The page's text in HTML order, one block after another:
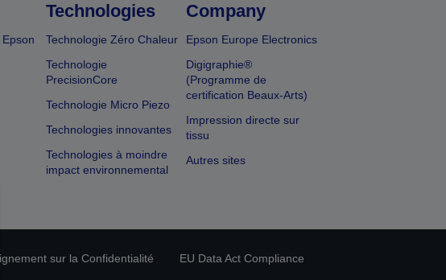
Technologies
Technologie Zéro Chaleur
Technologie
PrecisionCore
Technologie Micro Piezo
Technologies innovantes
Technologies à moindre
impact environnemental
Company
Epson Europe Electronics
Digigraphie®
(Programme de
certification Beaux-Arts)
Impression directe sur
tissu
Autres sites
sur la Confidentialité
EU Data Act Compliance